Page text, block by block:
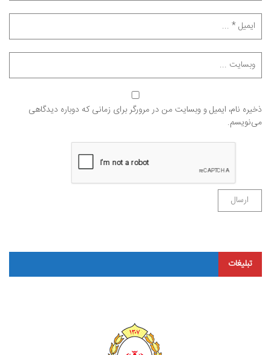
ذخیره نام، ایمیل و وبسایت من در مرورگر برای زمانی که دوباره دیدگاهی
می‌نویسم.
تبلیغات